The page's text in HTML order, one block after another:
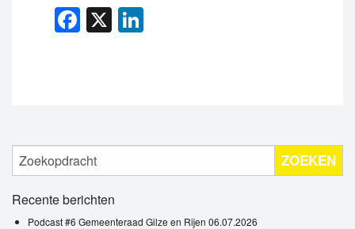
Facebook
X
ZOEKEN
Recente berichten
Podcast #6 Gemeenteraad Gilze en Rijen 06.07.2026